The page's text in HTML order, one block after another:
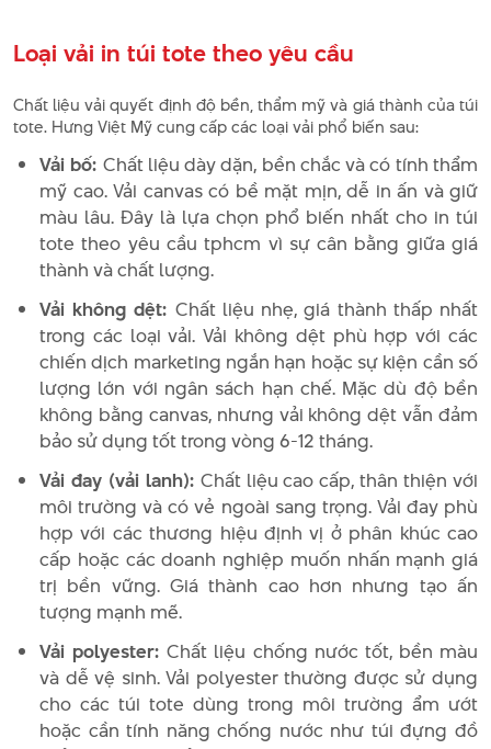
Loại vải in túi tote theo yêu cầu
Chất liệu vải quyết định độ bền, thẩm mỹ và giá thành của túi
tote. Hưng Việt Mỹ cung cấp các loại vải phổ biến sau:
Vải bố: Chất liệu dày dặn, bền chắc và có tính thẩm
mỹ cao. Vải canvas có bề mặt mịn, dễ in ấn và giữ
màu lâu. Đây là lựa chọn phổ biến nhất cho in túi
tote theo yêu cầu tphcm vì sự cân bằng giữa giá
thành và chất lượng.
Vải không dệt: Chất liệu nhẹ, giá thành thấp nhất
trong các loại vải. Vải không dệt phù hợp với các
chiến dịch marketing ngắn hạn hoặc sự kiện cần số
lượng lớn với ngân sách hạn chế. Mặc dù độ bền
không bằng canvas, nhưng vải không dệt vẫn đảm
bảo sử dụng tốt trong vòng 6-12 tháng.
Vải đay (vải lanh): Chất liệu cao cấp, thân thiện với
môi trường và có vẻ ngoài sang trọng. Vải đay phù
hợp với các thương hiệu định vị ở phân khúc cao
cấp hoặc các doanh nghiệp muốn nhấn mạnh giá
trị bền vững. Giá thành cao hơn nhưng tạo ấn
tượng mạnh mẽ.
Vải polyester:Chất liệu chống nước tốt, bền màu
và dễ vệ sinh. Vải polyester thường được sử dụng
cho các túi tote dùng trong môi trường ẩm ướt
hoặc cần tính năng chống nước như túi đựng đồ